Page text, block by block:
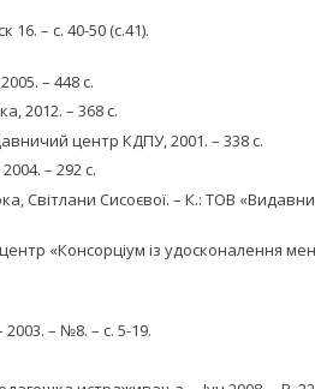
16. – с. 40-50 (с.41).
– 448 с.
2012. – 368 с.
центр КДПУ, 2001. – 338 с.
– 292 с.
Світлани Сисоєвої. – К.: ТОВ
«Консорціум із удосконалення
– №8. – с. 5-19.